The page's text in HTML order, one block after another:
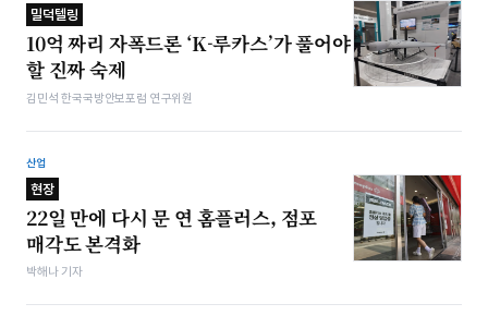
밀덕텔링
10억 짜리 자폭드론 ‘K-루카스’가 풀어야
할 진짜 숙제
김민석 한국국방안보포럼 연구위원
산업
현장
22일 만에 다시 문 연 홈플러스, 점포
매각도 본격화
박해나 기자